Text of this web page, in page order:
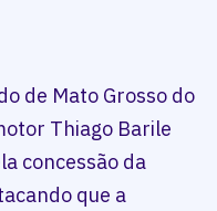
de Mato Grosso do
Thiago Barile
concessão da
que a